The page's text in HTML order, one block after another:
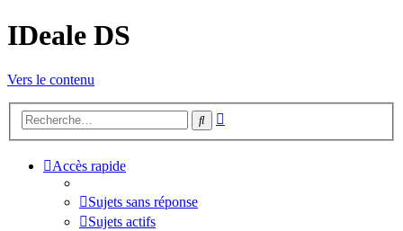
IDeale DS
Vers le contenu
Rechercher
Accès rapide
Sujets sans réponse
Sujets actifs